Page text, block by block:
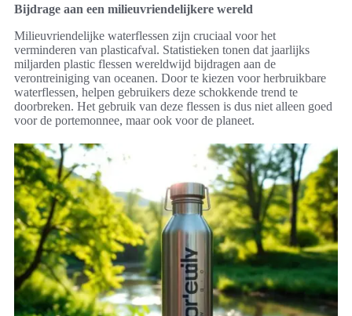
Bijdrage aan een milieuvriendelijkere wereld
Milieuvriendelijke waterflessen zijn cruciaal voor het
verminderen van plasticafval. Statistieken tonen dat jaarlijks
miljarden plastic flessen wereldwijd bijdragen aan de
verontreiniging van oceanen. Door te kiezen voor herbruikbare
waterflessen, helpen gebruikers deze schokkende trend te
doorbreken. Het gebruik van deze flessen is dus niet alleen goed
voor de portemonnee, maar ook voor de planeet.